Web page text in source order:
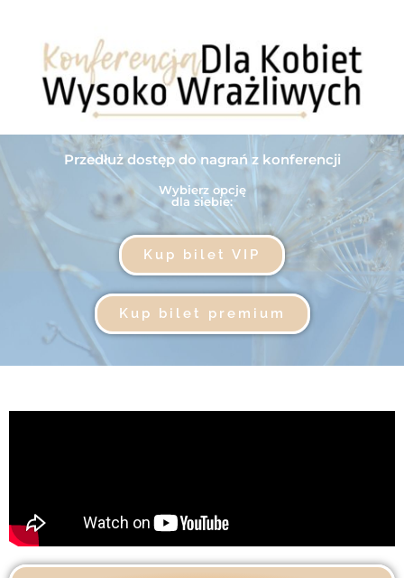
Przedłuż dostęp do nagrań z konferencji
Wybierz opcję
dla siebie:​
Kup bilet VIP
Kup bilet premium